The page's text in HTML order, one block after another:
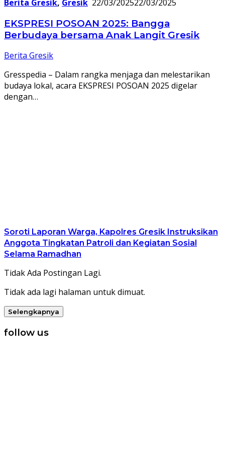
Berita Gresik, Gresik 22/03/202522/03/2025
EKSPRESI POSOAN 2025: Bangga
Berbudaya bersama Anak Langit Gresik
Berita Gresik
Gresspedia – Dalam rangka menjaga dan melestarikan
budaya lokal, acara EKSPRESI POSOAN 2025 digelar
dengan…
Soroti Laporan Warga, Kapolres Gresik Instruksikan
Anggota Tingkatan Patroli dan Kegiatan Sosial
Selama Ramadhan
Tidak Ada Postingan Lagi.
Tidak ada lagi halaman untuk dimuat.
Selengkapnya
follow us